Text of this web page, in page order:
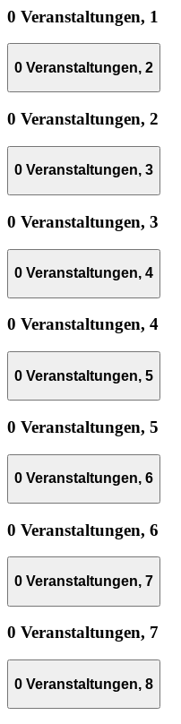
0 Veranstaltungen, 1
0 Veranstaltungen, 2
0 Veranstaltungen, 2
0 Veranstaltungen, 3
0 Veranstaltungen, 3
0 Veranstaltungen, 4
0 Veranstaltungen, 4
0 Veranstaltungen, 5
0 Veranstaltungen, 5
0 Veranstaltungen, 6
0 Veranstaltungen, 6
0 Veranstaltungen, 7
0 Veranstaltungen, 7
0 Veranstaltungen, 8